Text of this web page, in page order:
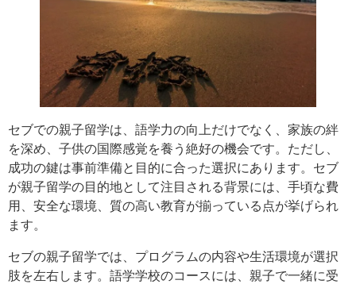
セブでの親子留学は、語学力の向上だけでなく、家族の絆
を深め、子供の国際感覚を養う絶好の機会です。ただし、
成功の鍵は事前準備と目的に合った選択にあります。セブ
が親子留学の目的地として注目される背景には、手頃な費
用、安全な環境、質の高い教育が揃っている点が挙げられ
ます。
セブの親子留学では、プログラムの内容や生活環境が選択
肢を左右します。語学学校のコースには、親子で一緒に受